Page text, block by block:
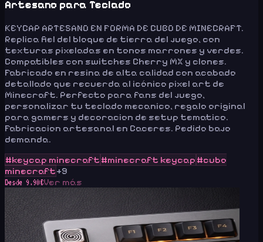
Artesano para Teclado
KEYCAP ARTESANO EN FORMA DE CUBO DE MINECRAFT.
Replica fiel del bloque de tierra del juego, con
texturas pixeladas en tonos marrones y verdes.
Compatibles con switches Cherry MX y clones.
Fabricado en resina de alta calidad con acabado
detallado que recuerda al icónico pixel art de
Minecraft. Perfecto para fans del juego,
personalizar tu teclado mecanico, regalo original
para gamers y decoracion de setup tematico.
Fabricacion artesanal en Caceres. Pedido bajo
demanda.
#keycap minecraft #minecraft keycap #cubo
minecraft+9
Desde 9.90€Ver más